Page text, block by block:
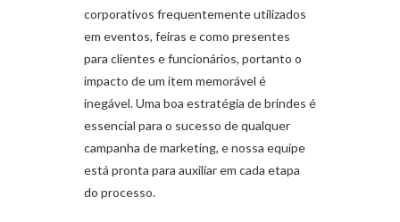
corporativos frequentemente utilizados
em eventos, feiras e como presentes
para clientes e funcionários, portanto o
impacto de um item memorável é
inegável. Uma boa estratégia de brindes é
essencial para o sucesso de qualquer
campanha de marketing, e nossa equipe
está pronta para auxiliar em cada etapa
do processo.